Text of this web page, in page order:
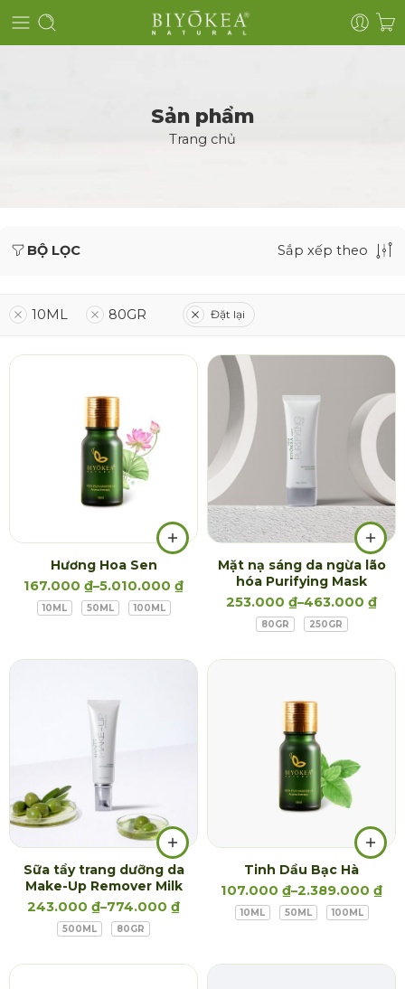
Sản phẩm
Trang chủ
BỘ LỌC Sắp xếp theo
10ML 80GR Đặt lại
Hương Hoa Sen
167.000 ₫–5.010.000 ₫
10ML 50ML 100ML
Mặt nạ sáng da ngừa lão
hóa Purifying Mask
253.000 ₫–463.000 ₫
80GR 250GR
Sữa tẩy trang dưỡng da
Make-Up Remover Milk
243.000 ₫–774.000 ₫
500ML 80GR
Tinh Dầu Bạc Hà
107.000 ₫–2.389.000 ₫
10ML 50ML 100ML